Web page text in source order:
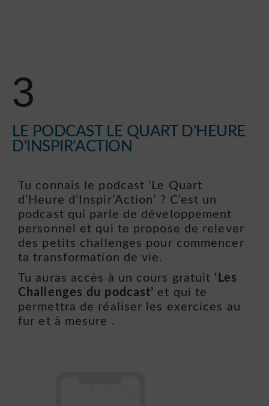
3
LE PODCAST LE QUART D'HEURE
D'INSPIR'ACTION
Tu connais le podcast ‘Le Quart
d’Heure d’Inspir’Action’ ? C’est un
podcast qui parle de développement
personnel et qui te propose de relever
des petits challenges pour commencer
ta transformation de vie.
Tu auras accès à un cours gratuit ‘Les
Challenges du podcast’ et qui te
permettra de réaliser les exercices au
fur et à mesure .